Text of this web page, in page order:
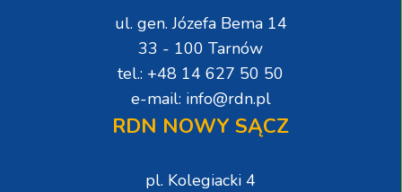
ul. gen. Józefa Bema 14
33 - 100 Tarnów
tel.: +48 14 627 50 50
e-mail: info@rdn.pl
RDN NOWY SĄCZ
pl. Kolegiacki 4